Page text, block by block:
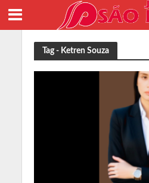
Tag - Ketren Souza